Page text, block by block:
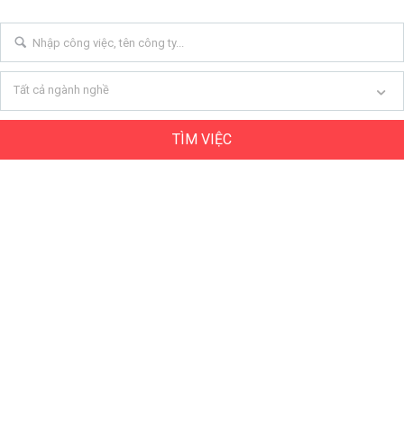
Tất cả ngành nghề